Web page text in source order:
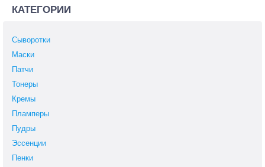
КАТЕГОРИИ
Сыворотки
Маски
Патчи
Тонеры
Кремы
Пламперы
Пудры
Эссенции
Пенки